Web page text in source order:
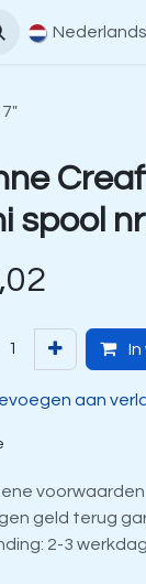
Contact
Nederlands
spool
In
aan
voorwaarden
geld terug
2-3